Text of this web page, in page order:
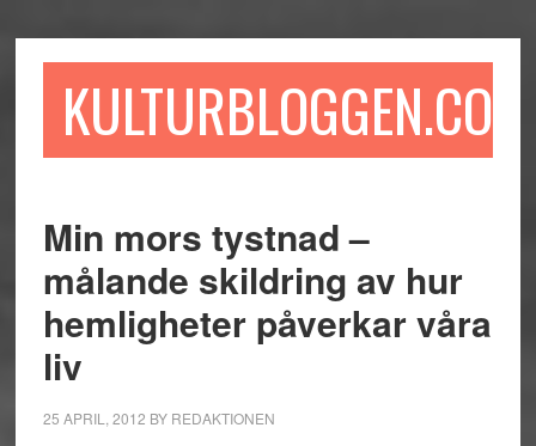
till
till
sidofältet
till
KULTURBLOGGEN.COM
Min mors tystnad –
målande skildring av hur
hemligheter påverkar våra
liv
25 APRIL, 2012 BY REDAKTIONEN